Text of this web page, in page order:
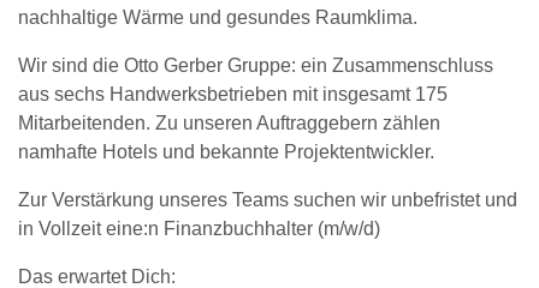
nachhaltige Wärme und gesundes Raumklima.
Wir sind die Otto Gerber Gruppe: ein Zusammenschluss
aus sechs Handwerksbetrieben mit insgesamt 175
Mitarbeitenden. Zu unseren Auftraggebern zählen
namhafte Hotels und bekannte Projektentwickler.
Zur Verstärkung unseres Teams suchen wir unbefristet und
in Vollzeit eine:n Finanzbuchhalter (m/w/d)
Das erwartet Dich: